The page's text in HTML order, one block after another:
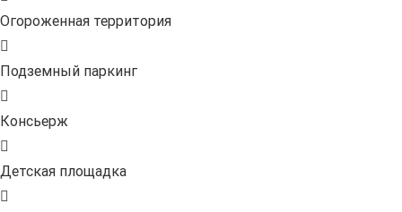
Огороженная территория
Подземный паркинг
Консьерж
Детская площадка